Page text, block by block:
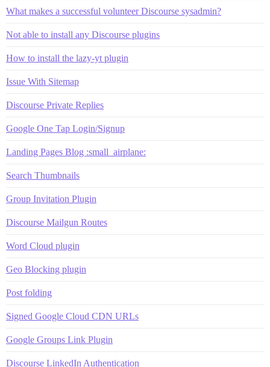
What makes a successful volunteer Discourse sysadmin?
Not able to install any Discourse plugins
How to install the lazy-yt plugin
Issue With Sitemap
Discourse Private Replies
Google One Tap Login/Signup
Landing Pages Blog :small_airplane:
Search Thumbnails
Group Invitation Plugin
Discourse Mailgun Routes
Word Cloud plugin
Geo Blocking plugin
Post folding
Signed Google Cloud CDN URLs
Google Groups Link Plugin
Discourse LinkedIn Authentication